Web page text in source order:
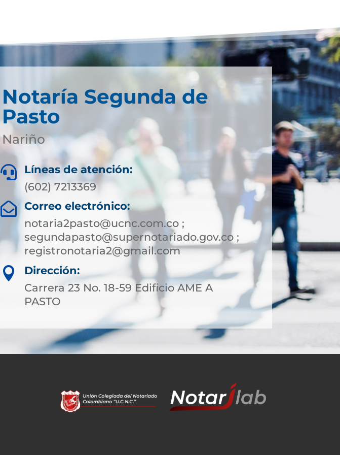
Notaría Segunda de
Pasto
Nariño

Líneas de atención:
(602) 7213369

Correo electrónico:
notaria2pasto@ucnc.com.co ;
segundapasto@supernotariado.gov.co ;
registronotaria2@gmail.com

Dirección:
Carrera 23 No. 18-59 Edificio AME A
PASTO